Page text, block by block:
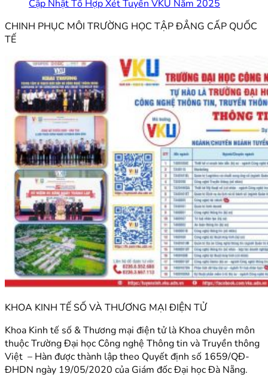
Cập Nhật Tổ Hợp Xét Tuyển VKU Năm 2025
CHINH PHỤC MÔI TRƯỜNG HỌC TẬP ĐẲNG CẤP QUỐC
TẾ
KHOA KINH TẾ SỐ VÀ THƯƠNG MẠI ĐIỆN TỬ
Khoa Kinh tế số & Thương mại điện tử là Khoa chuyên môn
thuộc Trường Đại học Công nghệ Thông tin và Truyền thông
Việt – Hàn được thành lập theo Quyết định số 1659/QĐ-
ĐHDN ngày 19/05/2020 của Giám đốc Đại học Đà Nẵng.